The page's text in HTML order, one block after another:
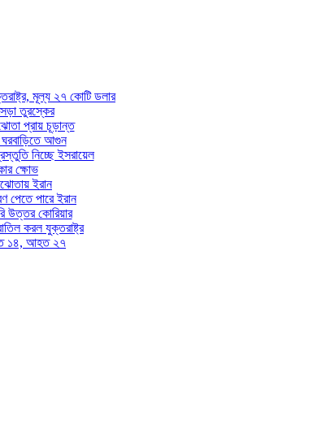
মূল্য ২৭ কোটি ডলার
তুরস্কের
প্রায় চূড়ান্ত
ঘরবাড়িতে আগুন
নিচ্ছে ইসরায়েল
ক্ষোভ
ইরান
পেতে পারে ইরান
উত্তর কোরিয়ার
করল যুক্তরাষ্ট্র
১৪, আহত ২৭